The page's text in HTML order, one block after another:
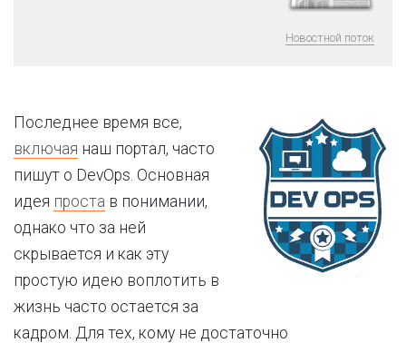
Новостной поток
Последнее время все,
включая наш портал, часто
пишут о DevOps. Основная
идея проста в понимании,
однако что за ней
скрывается и как эту
простую идею воплотить в
жизнь часто остается за
кадром. Для тех, кому не достаточно